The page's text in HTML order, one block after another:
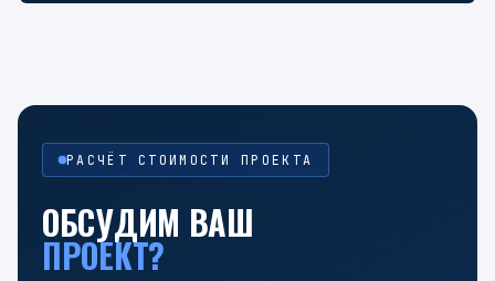
РАСЧЁТ СТОИМОСТИ ПРОЕКТА
ОБСУДИМ ВАШ
ПРОЕКТ?